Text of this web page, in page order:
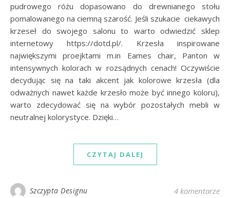
pudrowego różu dopasowano do drewnianego stołu
pomalowanego na ciemną szarość. Jeśli szukacie ciekawych
krzeseł do swojego salonu to warto odwiedzić sklep
internetowy https://dotd.pl/. Krzesła inspirowane
największymi proejktami m.in Eames chair, Panton w
intensywnych kolorach w rozsądnych cenach! Oczywiście
decydując się na taki akcent jak kolorowe krzesła (dla
odważnych nawet każde krzesło może być innego koloru),
warto zdecydować się na wybór pozostałych mebli w
neutralnej kolorystyce. Dzięki…
CZYTAJ DALEJ
Szczypta Designu 4 komentarze